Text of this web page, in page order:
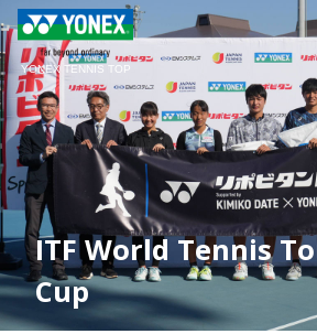
YONEX TENNIS TOP
ITF World Tennis
Cup